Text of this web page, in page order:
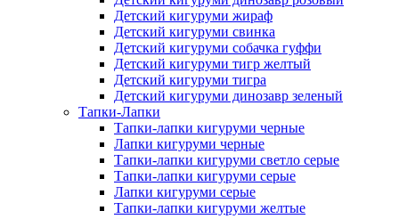
Детский кигуруми жираф
Детский кигуруми свинка
Детский кигуруми собачка гуффи
Детский кигуруми тигр желтый
Детский кигуруми тигра
Детский кигуруми динозавр зеленый
Тапки-Лапки
Тапки-лапки кигуруми черные
Лапки кигуруми черные
Тапки-лапки кигуруми светло серые
Тапки-лапки кигуруми серые
Лапки кигуруми серые
Тапки-лапки кигуруми желтые